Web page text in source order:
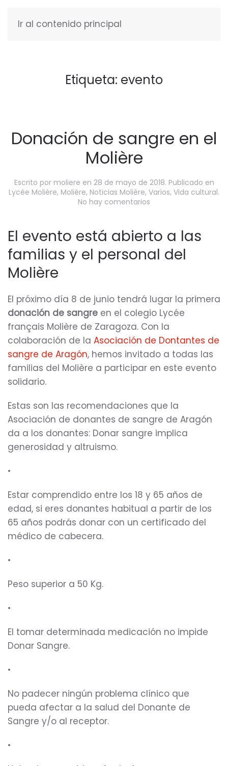
Ir al contenido principal
Etiqueta: evento
Donación de sangre en el
Molière
Escrito por moliere en 28 de mayo de 2018. Publicado en
Lycée Molière, Molière, Noticias Molière, Varios, Vida cultural.
No hay comentarios
sangre
en
el
Molière
El evento está abierto a las
familias y el personal del
Molière
El próximo día 8 de junio tendrá lugar la primera
donación de sangre en el colegio Lycée
français Molière de Zaragoza. Con la
colaboración de la Asociación de Dontantes de
sangre de Aragón, hemos invitado a todas las
familias del Molière a participar en este evento
solidario.
Estas son las recomendaciones que la
Asociación de donantes de sangre de Aragón
da a los donantes: Donar sangre implica
generosidad y altruismo.
•
Estar comprendido entre los 18 y 65 años de
edad, si eres donantes habitual a partir de los
65 años podrás donar con un certificado del
médico de cabecera.
•
Peso superior a 50 Kg.
•
El tomar determinada medicación no impide
Donar Sangre.
•
No padecer ningún problema clínico que
pueda afectar a la salud del Donante de
Sangre y/o al receptor.
•